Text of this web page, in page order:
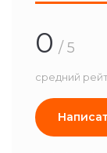
0 / 5
средний